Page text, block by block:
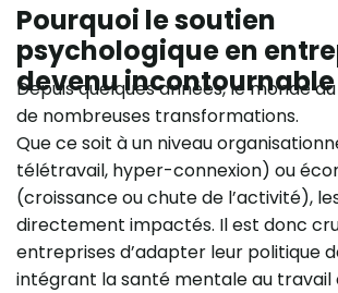
Pourquoi le soutien
psychologique en
devenu incontournable
Depuis quelques années, le monde
de nombreuses transformations.
Que ce soit à un niveau
télétravail, hyper-connexion) ou
(croissance ou chute de l’activité),
directement impactés. Il est donc
entreprises d’adapter leur politique
intégrant la santé mentale au travail